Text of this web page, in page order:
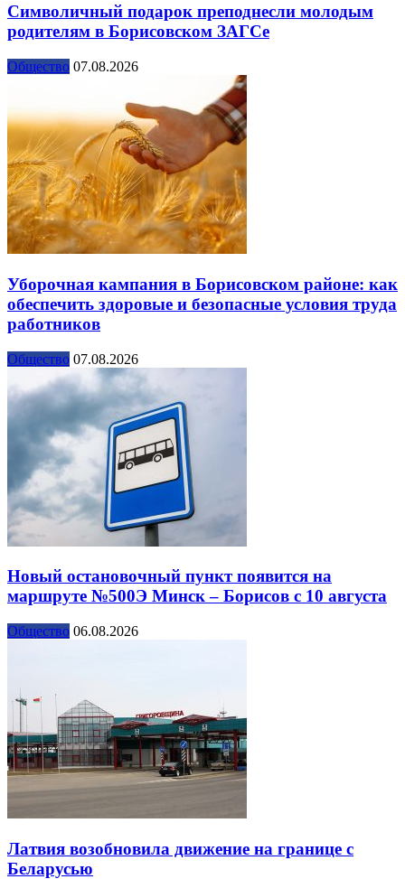
Символичный подарок преподнесли молодым
родителям в Борисовском ЗАГСе
Общество 07.08.2026
Уборочная кампания в Борисовском районе: как
обеспечить здоровые и безопасные условия труда
работников
Общество 07.08.2026
Новый остановочный пункт появится на
маршруте №500Э Минск – Борисов с 10 августа
Общество 06.08.2026
Латвия возобновила движение на границе с
Беларусью